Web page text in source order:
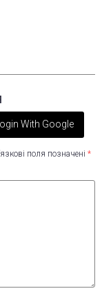
With Google
поля позначені *